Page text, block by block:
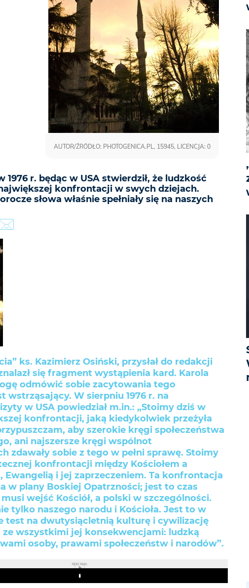
1976 r. będąc w USA stwierdził, że ludzkość
konfrontacji w swych dziejach.
słowa właśnie spełniały się na naszych
AUTOR/ŹRÓDŁO: PHOTOGENICA.PL, 15945, LICENCJA: 0
ks. Kazimierz Osiński, przysłał do redakcji
się fragment wystąpienia kard. Karola
odmówić sobie zacytowania tego
wstrząsający. W sierpniu 1976 r. na
w USA powiedział m.in.: „Stoimy dziś w
konfrontacji, jaką kiedykolwiek przeżyła
aby szerokie kręgi społeczeństwa
ani najszersze kręgi wspólnot
zdawały sobie z tego w pełni sprawę. Stoimy
konfrontacji między Kościołem a
Ewangelią i jej zaprzeczeniem. Ta konfrontacja
w plany Boskiej Opatrzności; jest to czas
wejść Kościół, a polski w szczególności.
tylko naszego narodu i Kościoła. Jest to w
test na dwutysiącletnią kulturę i cywilizację
ze wszystkimi jej konsekwencjami: ludzką
osoby, prawami społeczeństw i narodów”.
REKLAMA
Play